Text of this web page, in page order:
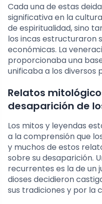
Cada una de estas
significativa en la
de espiritualidad, sino
los incas estructuraron
económicas. La
proporcionaba una
unificaba a los diversos
Relatos
desaparición de
Los mitos y leyendas
a la comprensión que
y muchos de estos
sobre su desaparición.
recurrentes es la de un
dioses decidieron
sus tradiciones y por la